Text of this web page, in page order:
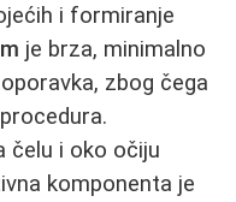
i formiranje
je brza, minimalno
zbog čega
čelu i oko očiju
komponenta je